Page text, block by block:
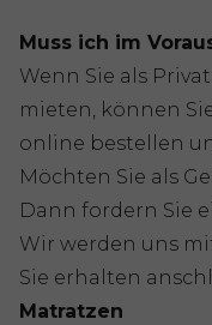
Muss ich im
Wenn Sie als
mieten, können
online bestellen
Möchten Sie als
Dann fordern Sie
Wir werden uns
Sie erhalten
Matratzen